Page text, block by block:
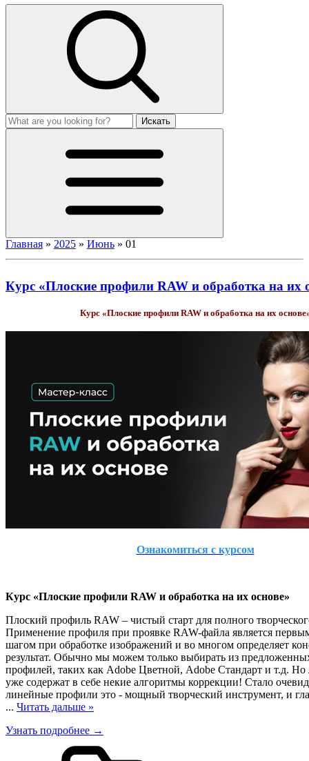
Искать
Главная » 2025 » Июнь » 01
Курс «Плоские профили RAW и обработка на их
Курс «Плоские профили RAW и обработка на их
Ознакомиться с курсом
Курс «Плоские профили RAW и обработка на их основе»
Плоский профиль RAW – чистый старт для полного
Применение профиля при проявке RAW-файла является
шагом при обработке изображений и во многом определяет
результат. Обычно мы можем только выбирать из
профилей, таких как Adobe Цветной, Adobe Стандарт и т.д.
уже содержат в себе некие алгоритмы коррекции! Стало
линейные профили это - мощный творческий инструмент, и
... Читать дальше »
Узнать подробнее →